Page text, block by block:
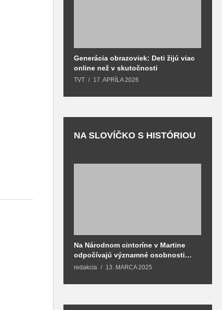
Generácia obrazoviek: Deti žijú viac
online než v skutočnosti
TVT 17. APRÍLA 2026
NA SLOVÍČKO S HISTÓRIOU
Na Národnom cintoríne v Martine
odpočívajú významné osobnosti
spojené aj s mestom Martin
redakcia 13. MARCA 2025